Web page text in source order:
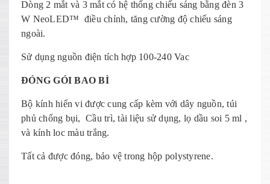
Dòng 2 mắt và 3 mắt có hệ thống chiếu sáng bằng đèn 3
W NeoLED™ điều chỉnh, tăng cường độ chiếu sáng
ngoài.
Sử dụng nguồn điện tích hợp 100-240 Vac
ĐÓNG GÓI BAO BÌ
Bộ kính hiển vi được cung cấp kèm với dây nguồn, túi
phủ chống bụi, Cầu trì, tài liệu sử dụng, lọ dầu soi 5 ml ,
và kính loc màu trắng.
Tất cả được đóng, bảo vệ trong hộp polystyrene.